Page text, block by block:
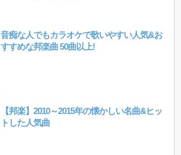
音痴な人でもカラオケで歌いやすい人気&お
すすめな邦楽曲 50曲以上!
【邦楽】2010～2015年の懐かしい名曲&ヒッ
トした人気曲